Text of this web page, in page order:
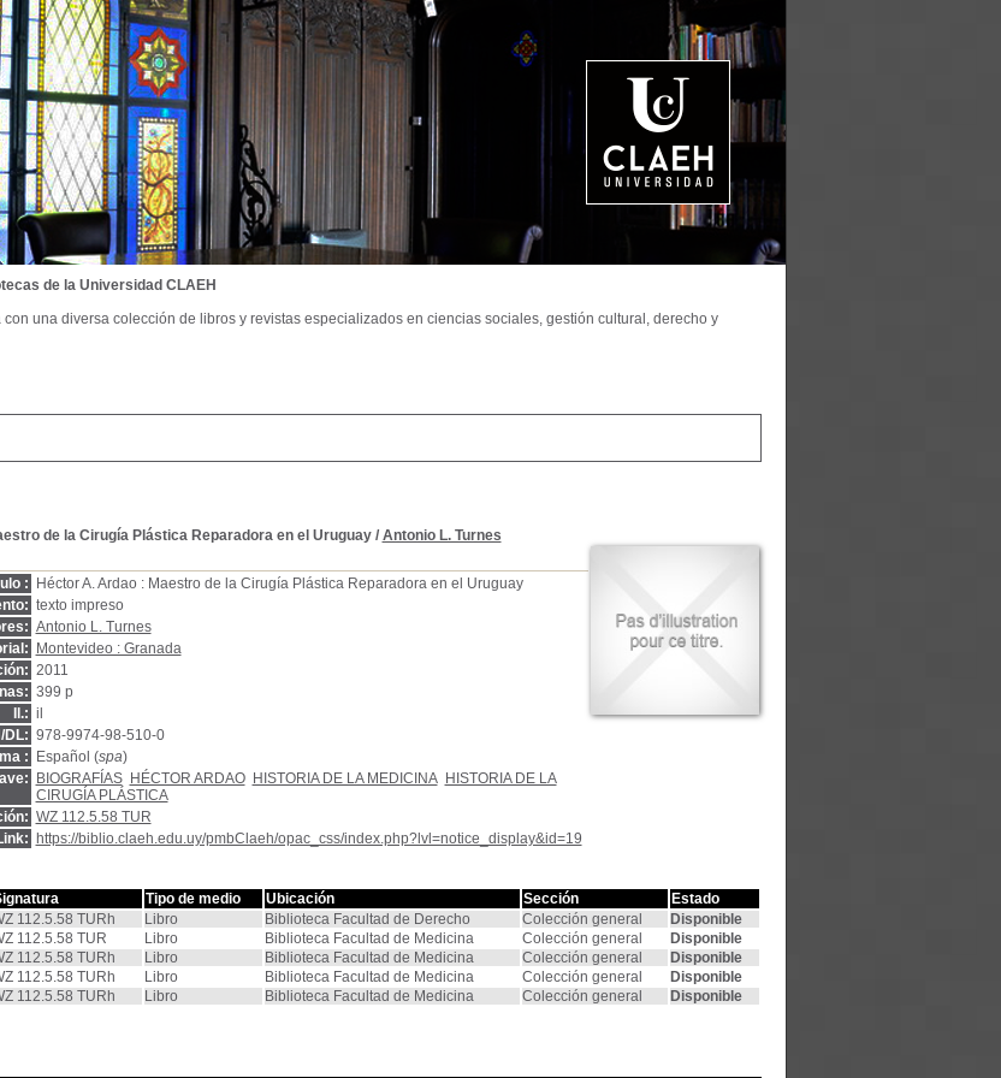
de la Cirugía Plástica Reparadora en el Uruguay/ Antonio L. Turnes
:
Héctor A. Ardao : Maestro de la Cirugía Plástica Reparadora en el Uruguay
texto impreso
Antonio L. Turnes
Montevideo : Granada
2011
399 p
Il.: il
DL: 978-9974-98-510-0
:
Español (spa)
BIOGRAFÍAS HÉCTOR ARDAO HISTORIA DE LA MEDICINA
HISTORIA DE LA
CIRUGÍA PLÁSTICA
WZ 112.5.58 TUR
https://biblio.claeh.edu.uy/pmbClaeh/opac_css/index.php?lvl=notice_display&id=19
Tipo de medio Ubicación Sección
Estado
112.5.58 TURh Libro Biblioteca Facultad de Derecho Colección general
Disponible
112.5.58 TUR Libro Biblioteca Facultad de Medicina Colección general
Disponible
112.5.58 TURh Libro Biblioteca Facultad de Medicina Colección general
Disponible
112.5.58 TURh Libro Biblioteca Facultad de Medicina Colección general
Disponible
112.5.58 TURh Libro Biblioteca Facultad de Medicina Colección general Disponible
de la Universidad CLAEH
con una diversa colección de libros y revistas especializados en ciencias sociales, gestión cultural, derecho y